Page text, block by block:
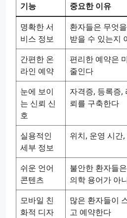
기능
중요한 이유
명확한 서
비스 정보
환자들은 무엇
받을 수 있는지
간편한 온
라인 예약
편리한 예약은
줄인다
눈에 보이
는 신뢰 신
호
자격증, 등록증,
뢰를 구축한다
실용적인
세부 정보
위치, 운영 시간
쉬운 언어
콘텐츠
불안한 환자들
의학 용어가 아
모바일 친
화적 디자
많은 환자들이
고 예약한다